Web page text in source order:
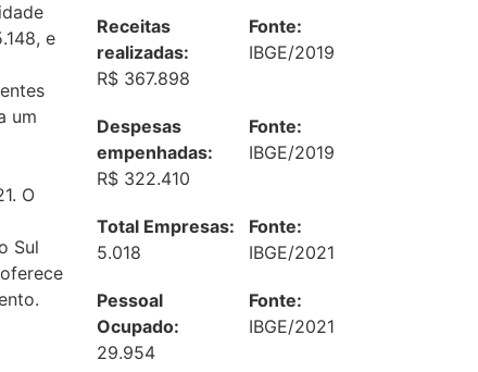
e
um
O
Sul
Receitas
realizadas:
R$ 367.898
Fonte:
IBGE/2019
Despesas
empenhadas:
R$ 322.410
Fonte:
IBGE/2019
Total Empresas:
5.018
Fonte:
IBGE/2021
Pessoal
Ocupado:
29.954
Fonte:
IBGE/2021